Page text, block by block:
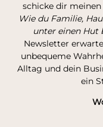
schicke dir meinen
Wie du Familie,
unter einen Hut
Newsletter
unbequeme
Alltag und dein
ein